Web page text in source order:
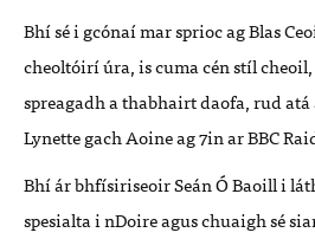
Bhí sé i gcónaí mar sprioc ag Blas
cheoltóirí úra, is cuma cén stíl
spreagadh a thabhairt daofa, rud
Lynette gach Aoine ag 7in ar BBC
Bhí ár bhfísiriseoir Seán Ó Baoill i
spesialta i nDoire aguschuaigh sé